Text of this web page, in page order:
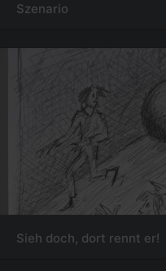
Szenario
Sieh doch, dort rennt er!